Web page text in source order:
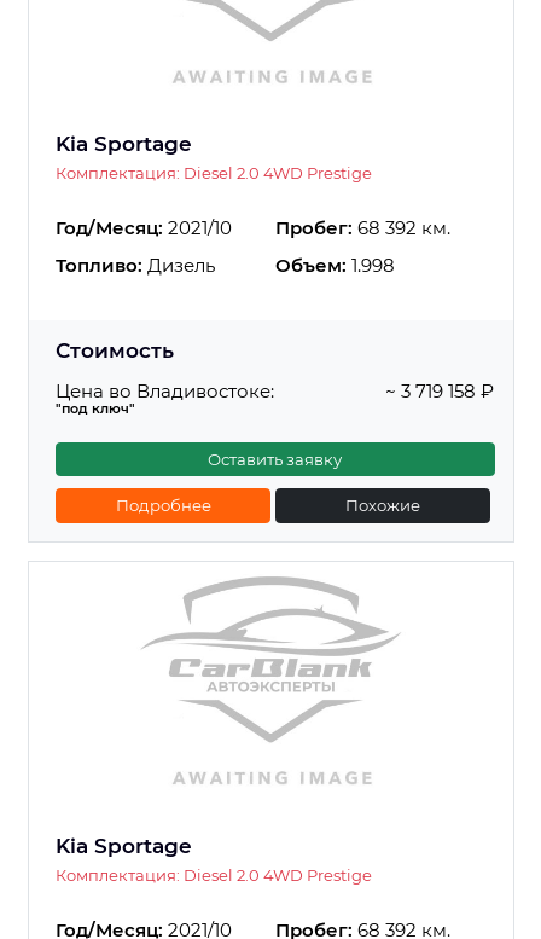
Kia Sportage
Комплектация: Diesel 2.0 4WD Prestige
Год/Месяц: 2021/10 Пробег: 68 392 км.
Топливо: Дизель Объем: 1.998
Стоимость
Цена во Владивостоке:
"под ключ"
~ 3 719 158 ₽
Оставить заявку
Подробнее Похожие
Kia Sportage
Комплектация: Diesel 2.0 4WD Prestige
Год/Месяц: 2021/10 Пробег: 68 392 км.